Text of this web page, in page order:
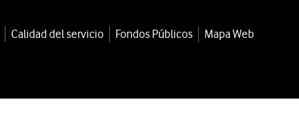
Calidad del servicio Fondos Públicos
Mapa Web